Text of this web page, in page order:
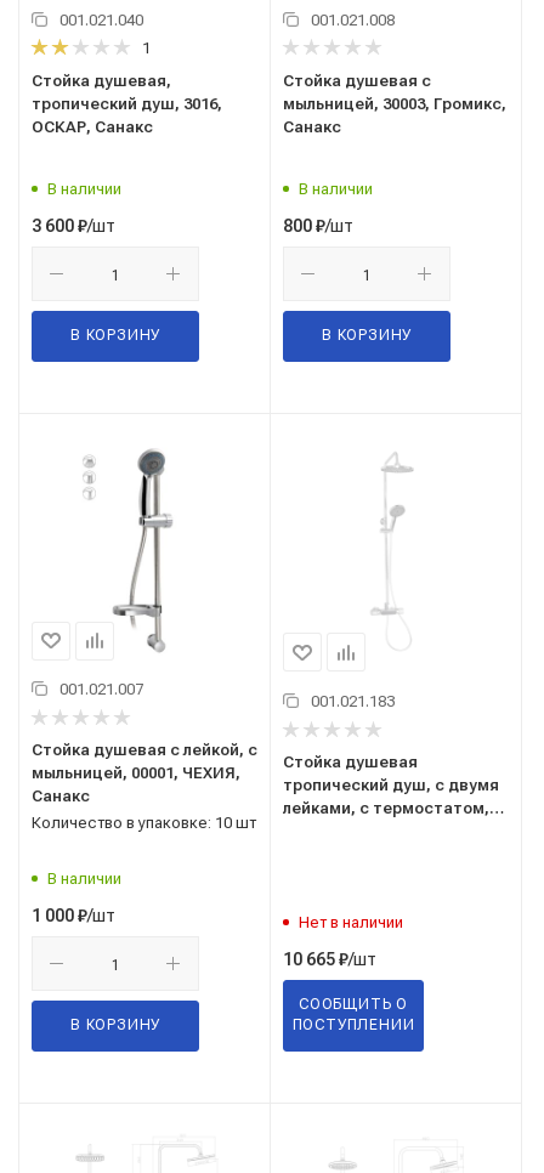
001.021.040
1
Стойка душевая,
тропический душ, 3016,
ОСКАР, Санакс
В наличии
3 600₽/шт
В КОРЗИНУ
001.021.008
Стойка душевая с
мыльницей, 30003, Громикс,
Санакс
В наличии
800₽/шт
В КОРЗИНУ
001.021.007
Стойка душевая с лейкой, с
мыльницей, 00001, ЧЕХИЯ,
Санакс
Количество в упаковке: 10 шт
В наличии
1 000₽/шт
В КОРЗИНУ
001.021.183
Стойка душевая
тропический душ, с двумя
лейками, с термостатом,
Нет в наличии
10 665₽/шт
СООБЩИТЬ О
ПОСТУПЛЕНИИ